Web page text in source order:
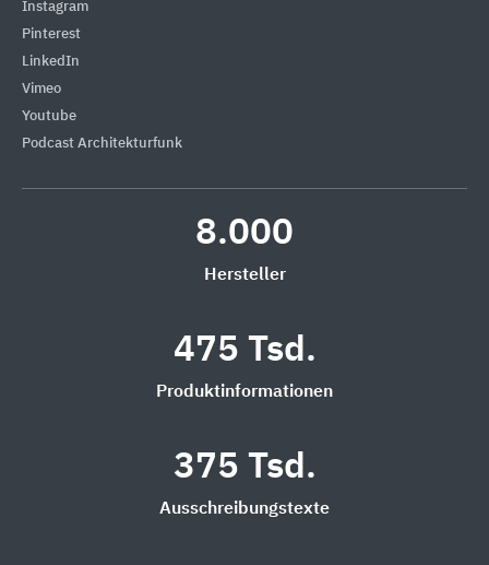
Instagram
Pinterest
LinkedIn
Vimeo
Youtube
Podcast Architekturfunk
8.000
Hersteller
475 Tsd.
Produktinformationen
375 Tsd.
Ausschreibungstexte